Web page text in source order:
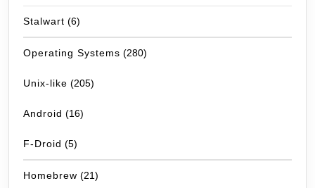
Stalwart (6)
Operating Systems (280)
Unix-like (205)
Android (16)
F-Droid (5)
Homebrew (21)